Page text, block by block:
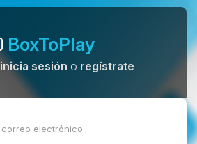
BoxToPlay
inicia sesión o regístrate